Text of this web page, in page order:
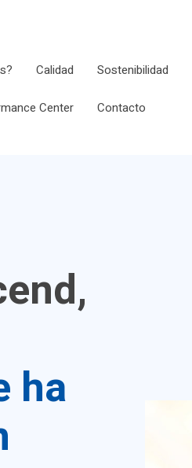
Calidad Sostenibilidad
Center Contacto
ha